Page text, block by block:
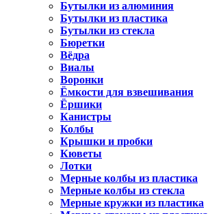
Бутылки из алюминия
Бутылки из пластика
Бутылки из стекла
Бюретки
Вёдра
Виалы
Воронки
Ёмкости для взвешивания
Ёршики
Канистры
Колбы
Крышки и пробки
Кюветы
Лотки
Мерные колбы из пластика
Мерные колбы из стекла
Мерные кружки из пластика